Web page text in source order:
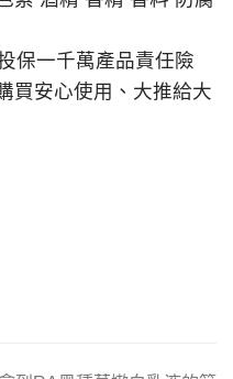
保一千萬產品責任險
買安心使用、大推給大